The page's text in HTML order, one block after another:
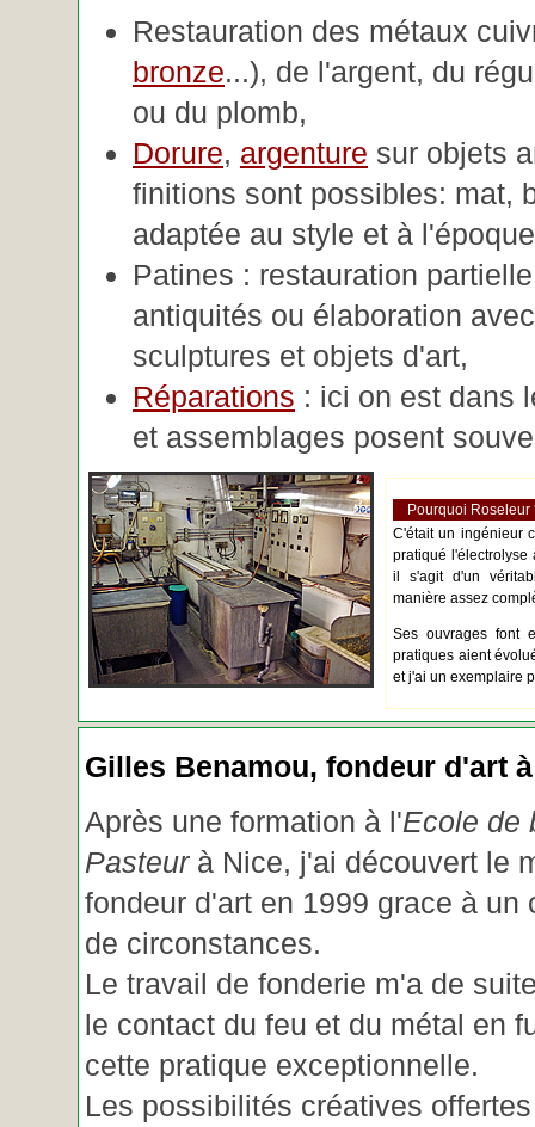
Restauration des métaux
bronze...), de l'argent, du
ou du plomb,
Dorure, argenture sur objets
finitions sont possibles: mat,
adaptée au style et à
Patines : restauration
antiquités ou élaboration
sculptures et objets d'art,
Réparations : ici on est dans
et assemblages posent
Pourquoi Roseleur
C'était un ingénieur
pratiqué l'électrolyse
il s'agit d'un
manière assez
Ses ouvrages font
pratiques aient
et j'ai un exemplaire
Gilles Benamou, fondeur d'art
Après une formation à l'Ecole de
Pasteurà Nice, j'ai découvert le
fondeur d'art en 1999 grace à un
de circonstances.
Le travail de fonderie m'a de
le contact du feu et du métal en
cette pratique exceptionnelle.
Les possibilités créatives